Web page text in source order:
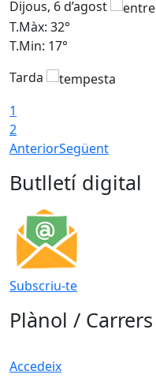
Dijous, 6 d’agost
T.Màx: 32°
T.Min: 17°
Tarda
1
2
AnteriorSegüent
Butlletí digital
Subscriu-te
Plànol / Carrers
Accedeix